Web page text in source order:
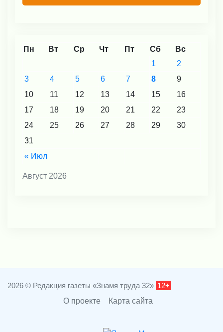
Август 2026
Пн Вт Ср Чт Пт Сб Вс
« Июл
1
2
3
4 5 6 7 8
9
10
11 12 13 14 15
16
17
18 19 20 21 22
23
24
25 26 27 28 29
30
31
2026 © Редакция газеты «Знамя труда 32» 12+
О проекте
Карта сайта